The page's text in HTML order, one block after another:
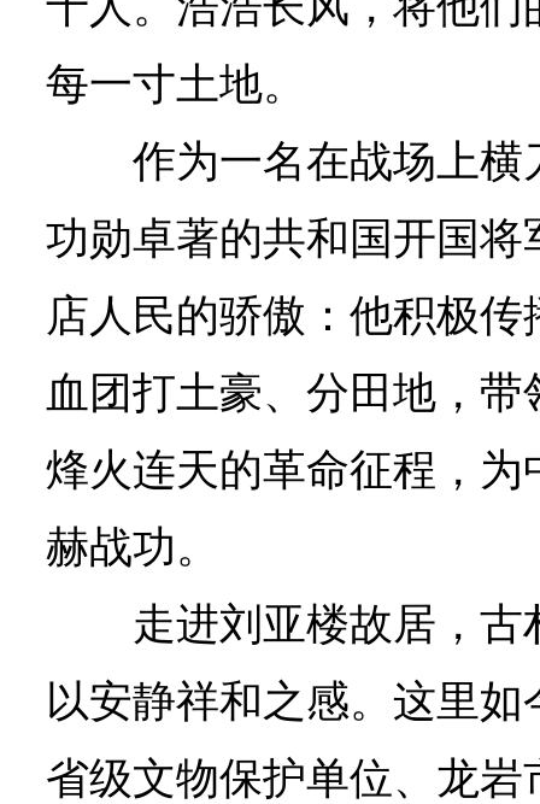
每一寸土地。
作为一名在战场上
功勋卓著的共和国开国
店人民的骄傲：他积极
血团打土豪、分田地，
烽火连天的革命征程，
赫战功。
走进刘亚楼故居，
以安静祥和之感。这里
省级文物保护单位、龙